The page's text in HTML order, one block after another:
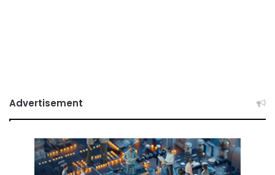
Advertisement